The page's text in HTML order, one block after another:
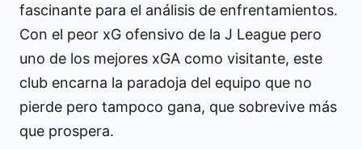
fascinante para el análisis de enfrentamientos.
Con el peor xG ofensivo de la J League pero
uno de los mejores xGA como visitante, este
club encarna la paradoja del equipo que no
pierde pero tampoco gana, que sobrevive más
que prospera.